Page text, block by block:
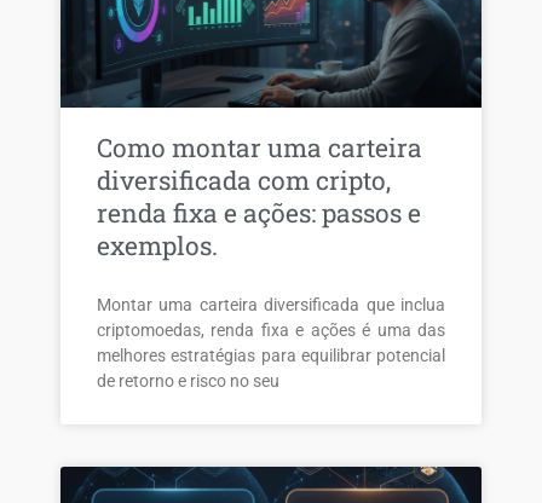
Como montar uma carteira
diversificada com cripto,
renda fixa e ações: passos e
exemplos.
Montar uma carteira diversificada que inclua
criptomoedas, renda fixa e ações é uma das
melhores estratégias para equilibrar potencial
de retorno e risco no seu